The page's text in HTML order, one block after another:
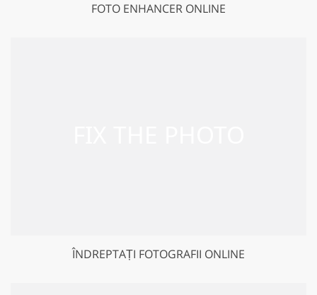
FOTO ENHANCER ONLINE
ÎNDREPTAȚI FOTOGRAFII ONLINE